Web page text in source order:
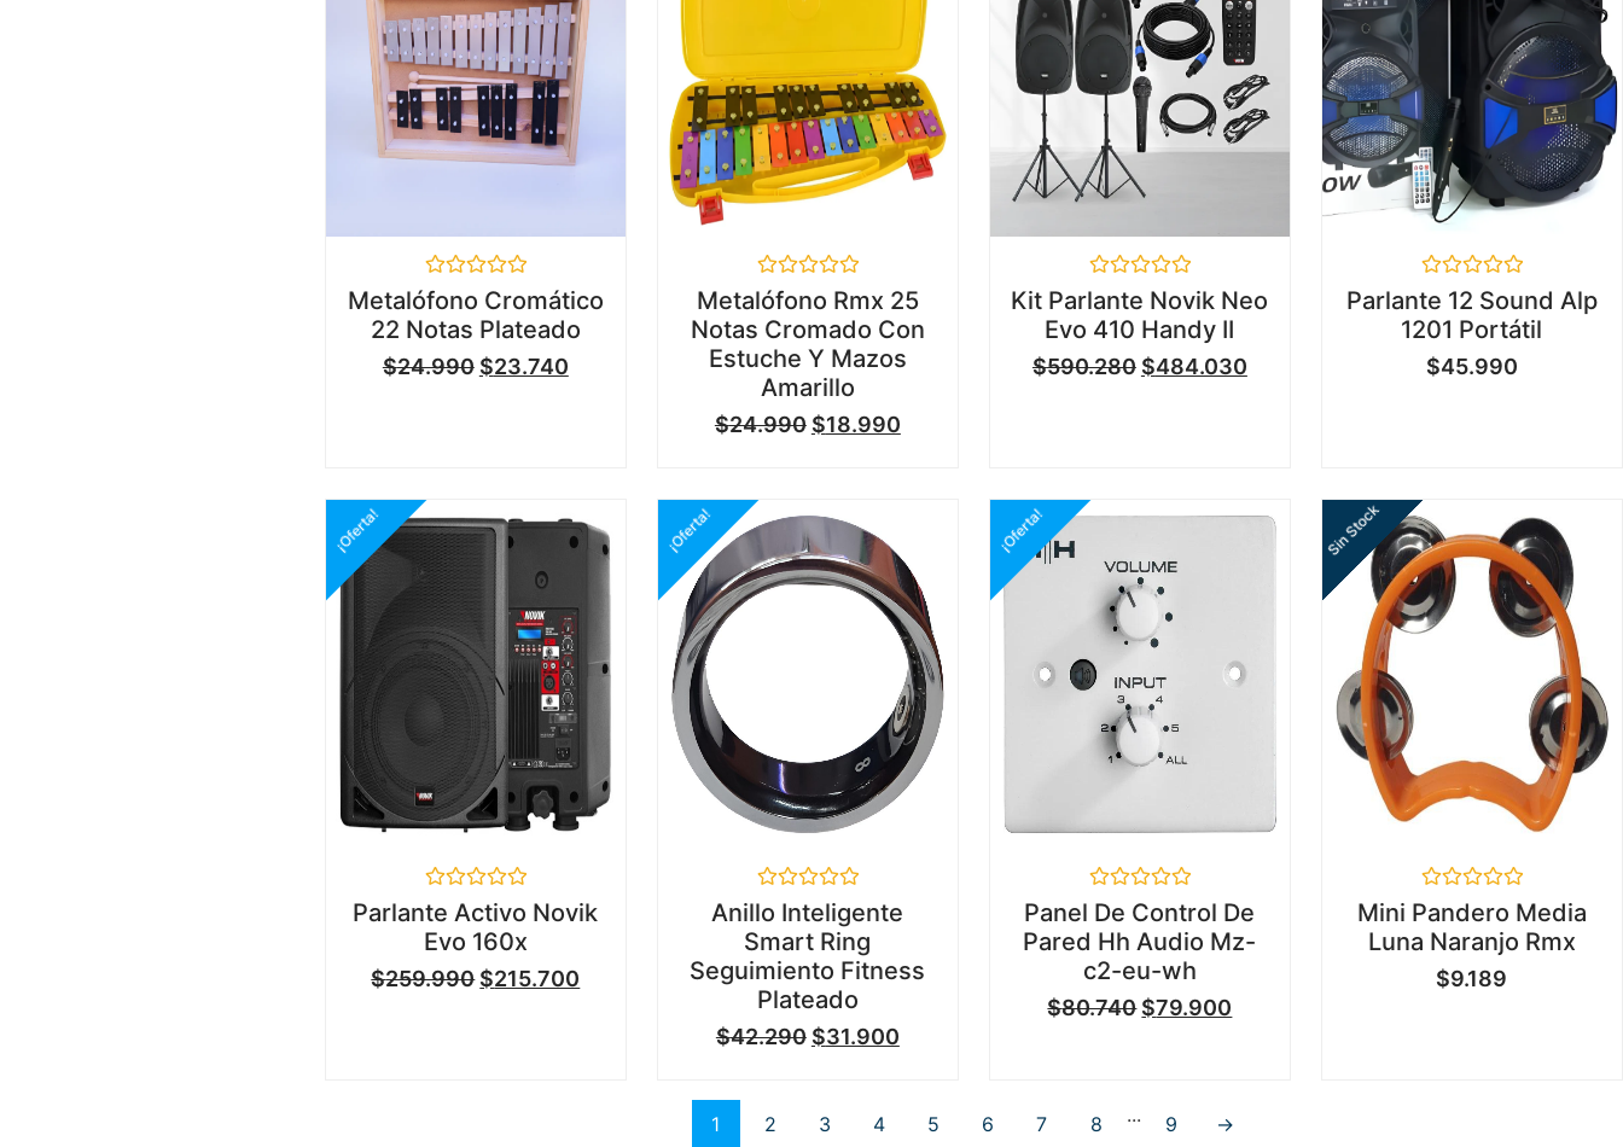
Valorado
en
0
de
5
Metalófono Cromático
22 Notas Plateado
$24.990 $23.740
Valorado
en
0
de
5
Metalófono Rmx 25
Notas Cromado Con
Estuche Y Mazos
Amarillo
$24.990 $18.990
Valorado
en
0
5
Kit Parlante Novik Neo
Evo 410 Handy II
$590.280 $484.030
Valorado
en
0
de
5
Parlante 12 Sound Alp
1201 Portátil
$45.990
¡Oferta!
Valorado
en
0
5
Parlante Activo Novik
Evo 160x
$259.990 $215.700
¡Oferta!
Valorado
en
0
5
Anillo Inteligente
Smart Ring
Seguimiento Fitness
Plateado
$42.290 $31.900
¡Oferta!
Valorado
en
0
de
5
Panel De Control De
Pared Hh Audio Mz-
c2-eu-wh
$80.740 $79.900
Sin Stock
Valorado
en
0
Mini Pandero Media
Luna Naranjo Rmx
$9.189
1 2 3 4 5 6 7 8 ... 9 →